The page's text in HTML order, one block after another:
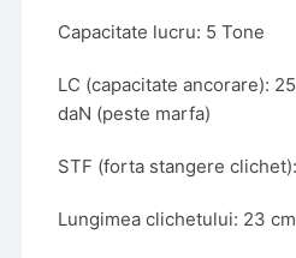
Capacitate lucru: 5 Tone
LC (capacitate ancorare):
daN (peste marfa)
STF (forta stangere
Lungimea clichetului: 23 cm